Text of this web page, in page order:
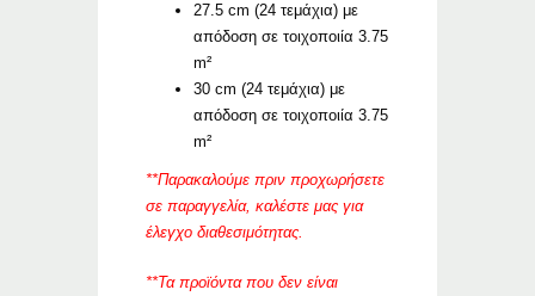
27.5 cm (24 τεμάχια) με
απόδοση σε τοιχοποιία 3.75
m²
30 cm (24 τεμάχια) με
απόδοση σε τοιχοποιία 3.75
m²
**Παρακαλούμε πριν προχωρήσετε
σε παραγγελία, καλέστε μας για
έλεγχο διαθεσιμότητας.
**Τα προϊόντα που δεν είναι